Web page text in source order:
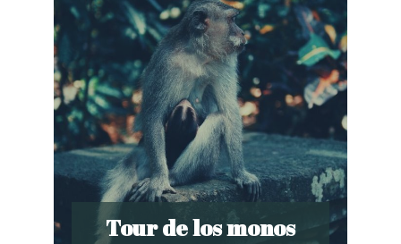
Tour de los monos